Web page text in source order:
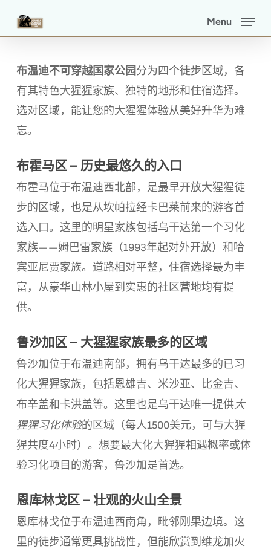
content
Menu
布温迪不可穿越国家公园分为四个徒步区域，各
有其特色大猩猩家族、独特的地形和住宿选择。
选对区域，能让您的大猩猩体验从美好升华为难
忘。
布霍马区 – 历史最悠久的入口
布霍马位于布温迪西北部，是最早开放大猩猩徒
步的区域，也是从坎帕拉经卡巴莱前来的游客首
选入口。这里的明星家族包括乌干达第一个习化
家族——姆巴雷家族（1993年起对外开放）和哈
宾亚尼贾家族。道路相对平整，住宿选择最为丰
富，从豪华山林小屋到实惠的社区营地均有提
供。
鲁沙加区 – 大猩猩家族最多的区域
鲁沙加位于布温迪南部，拥有乌干达最多的已习
化大猩猩家族，包括恩雄吉、米沙亚、比金吉、
布辛盖和卡洪盖等。这里也是乌干达唯一提供大
猩猩习化体验的区域（每人1500美元，可与大猩
猩共度4小时）。想要最大化大猩猩相遇概率或体
验习化项目的游客，鲁沙加是首选。
恩库林戈区 – 壮观的火山全景
恩库林戈位于布温迪西南角，毗邻刚果边境。这
里的徒步通常更具挑战性，但能欣赏到维龙加火